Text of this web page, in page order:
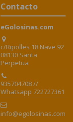
Contacto
eGolosinas.com
c/Ripolles 18 Nave 92
08130 Santa
Perpetua
935704708 //
Whatsapp 722727361
info@egolosinas.com